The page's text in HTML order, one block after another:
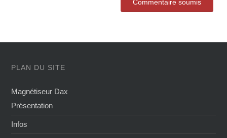
PLAN DU SITE
Magnétiseur Dax
Présentation
Infos